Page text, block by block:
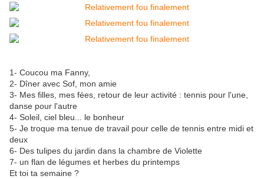
1- Coucou ma Fanny,
2- Dîner avec Sof, mon amie
3- Mes filles, mes fées, retour de leur activité : tennis pour l'une,
danse pour l'autre
4- Soleil, ciel bleu... le bonheur
5- Je troque ma tenue de travail pour celle de tennis entre midi et
deux
6- Des tulipes du jardin dans la chambre de Violette
7- un flan de légumes et herbes du printemps
Et toi ta semaine ?